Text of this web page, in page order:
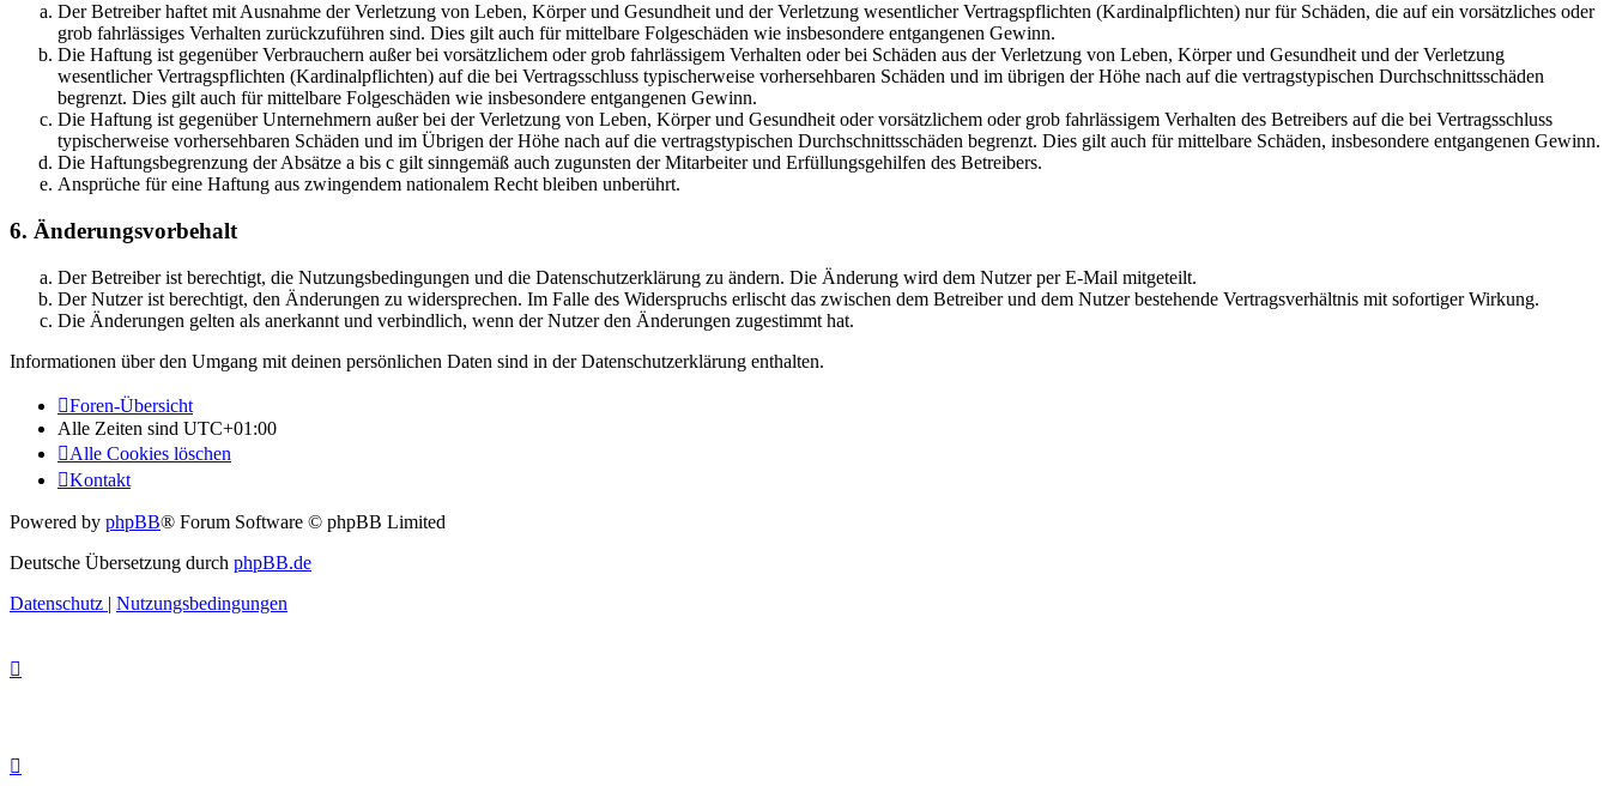
Der Betreiber haftet mit Ausnahme der Verletzung von Leben, Körper und Gesundheit und der Verletzung wesentlicher Vertragspflichten (Kardinalpflichten) nur für Schäden, die auf ein vorsätzliches oder
grob fahrlässiges Verhalten zurückzuführen sind. Dies gilt auch für mittelbare Folgeschäden wie insbesondere entgangenen Gewinn.
Die Haftung ist gegenüber Verbrauchern außer bei vorsätzlichem oder grob fahrlässigem Verhalten oder bei Schäden aus der Verletzung von Leben, Körper und Gesundheit und der Verletzung
wesentlicher Vertragspflichten (Kardinalpflichten) auf die bei Vertragsschluss typischerweise vorhersehbaren Schäden und im übrigen der Höhe nach auf die vertragstypischen Durchschnittsschäden
begrenzt. Dies gilt auch für mittelbare Folgeschäden wie insbesondere entgangenen Gewinn.
Die Haftung ist gegenüber Unternehmern außer bei der Verletzung von Leben, Körper und Gesundheit oder vorsätzlichem oder grob fahrlässigem Verhalten des Betreibers auf die bei Vertragsschluss
typischerweise vorhersehbaren Schäden und im Übrigen der Höhe nach auf die vertragstypischen Durchschnittsschäden begrenzt. Dies gilt auch für mittelbare Schäden, insbesondere entgangenen Gewinn.
Die Haftungsbegrenzung der Absätze a bis c gilt sinngemäß auch zugunsten der Mitarbeiter und Erfüllungsgehilfen des Betreibers.
Ansprüche für eine Haftung aus zwingendem nationalem Recht bleiben unberührt.
6. Änderungsvorbehalt
Der Betreiber ist berechtigt, die Nutzungsbedingungen und die Datenschutzerklärung zu ändern. Die Änderung wird dem Nutzer per E-Mail mitgeteilt.
Der Nutzer ist berechtigt, den Änderungen zu widersprechen. Im Falle des Widerspruchs erlischt das zwischen dem Betreiber und dem Nutzer bestehende Vertragsverhältnis mit sofortiger Wirkung.
Die Änderungen gelten als anerkannt und verbindlich, wenn der Nutzer den Änderungen zugestimmt hat.
Informationen über den Umgang mit deinen persönlichen Daten sind in der Datenschutzerklärung enthalten.
Foren-Übersicht
Alle Zeiten sind UTC+01:00
Alle Cookies löschen
Kontakt
Powered by phpBB® Forum Software © phpBB Limited
Deutsche Übersetzung durch phpBB.de
Datenschutz | Nutzungsbedingungen